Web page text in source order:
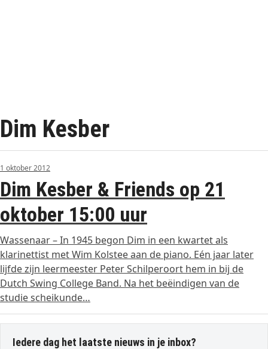
Dim Kesber
1 oktober 2012
Dim Kesber & Friends op 21
oktober 15:00 uur
Wassenaar – In 1945 begon Dim in een kwartet als
klarinettist met Wim Kolstee aan de piano. Eén jaar later
lijfde zijn leermeester Peter Schilperoort hem in bij de
Dutch Swing College Band. Na het beëindigen van de
studie scheikunde…
Iedere dag het laatste nieuws in je inbox?